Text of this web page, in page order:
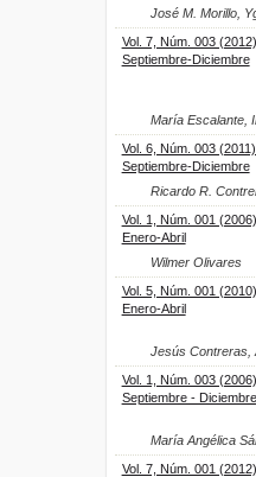
José M. Morillo,
Vol. 7, Núm. 003
Septiembre-Diciembre
María Escalante,
Vol. 6, Núm. 003
Septiembre-Diciembre
Ricardo R.
Vol. 1, Núm. 001
Enero-Abril
Wilmer Olivares
Vol. 5, Núm. 001
Enero-Abril
Jesús Contreras,
Vol. 1, Núm. 003
Septiembre - Diciembre
María Angélica
Vol. 7, Núm. 001